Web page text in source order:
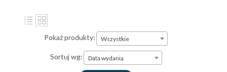
Pokaż produkty: Wszystkie
Sortuj wg: Data wydania